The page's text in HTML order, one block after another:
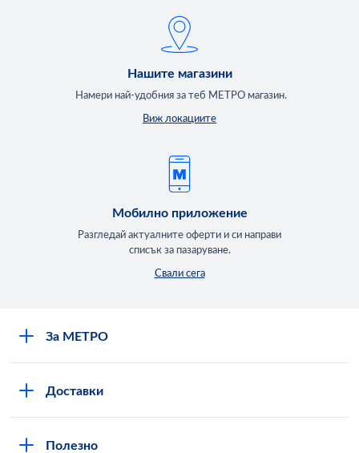
Нашите магазини
Намери най-удобния за теб МЕТРО магазин.
Виж локациите
Мобилно приложение
Разгледай актуалните оферти и си направи
списък за пазаруване.
Свали сега
За МЕТРО
Доставки
Полезно